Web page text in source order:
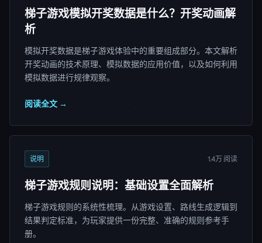
梯子游戏模拟开奖数据是什么？开奖动画解
析
模拟开奖数据是梯子游戏体验中的重要组成部分。本文解析
开奖动画的技术原理、模拟数据的应用价值，以及如何利用
模拟数据进行规律观察。
阅读全文 →
说明 1.4万 阅读
梯子游戏规则说明：基础设置全面解析
梯子游戏规则的系统性梳理。从游戏设置、路线生成逻辑到
结果判定标准，为玩家提供一份完整、准确的规则参考手
册。